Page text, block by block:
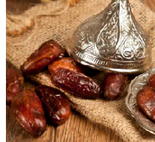
４．使用「AFTEE先享後付」時，將依據
時審查核予不同之上限額度；若仍有額度不
請求用戶進行身份認證。
５．嚴禁一人註冊多個帳號或使用他人資訊
恩沛科技股份有限公司將有權停止該用戶之